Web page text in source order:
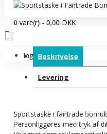
0 vare(r) - 0,00 DKK
Ingen produkter
Beskrivelse
Levering
Sportstaske i fairtrade
Personliggøres med tryk af